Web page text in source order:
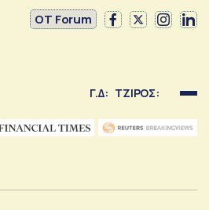
OT Forum
Γ.Δ: ΤΖΙΡΟΣ: